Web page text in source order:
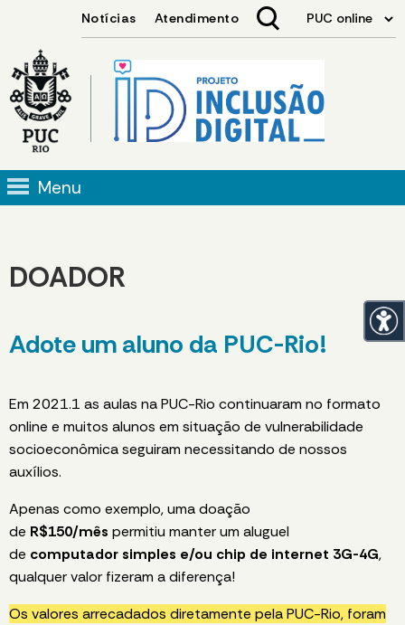
Menu
DOADOR
Adote um aluno da PUC-Rio!
Em 2021.1 as aulas na PUC-Rio continuaram no formato
online e muitos alunos em situação de vulnerabilidade
socioeconômica seguiram necessitando de nossos
auxílios.
Apenas como exemplo, uma doação
de R$150/mês permitiu manter um aluguel
de computador simples e/ou chip de internet 3G-4G,
qualquer valor fizeram a diferença!
Os valores arrecadados diretamente pela PUC-Rio, foram